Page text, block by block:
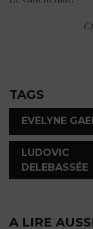
TAGS
EVELYNE
LUDOVIC
DELEBASSÉE
A LIRE